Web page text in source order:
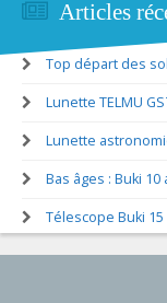
Articles
Top départ des
Lunette TELMU
Lunette
Bas âges : Buki 10
Télescope Buki 15